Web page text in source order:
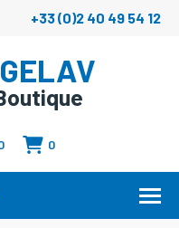
+33 (0)2 40 49 54 12
0